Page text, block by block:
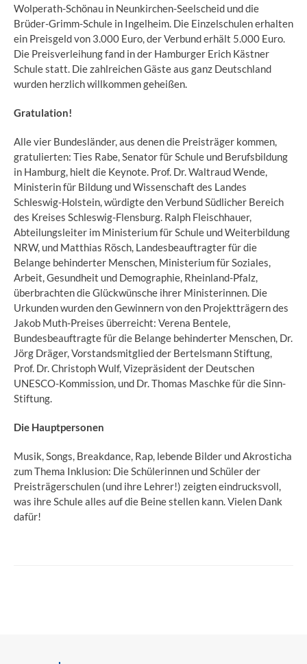
Wolperath-Schönau in Neunkirchen-Seelscheid und die
Brüder-Grimm-Schule in Ingelheim. Die Einzelschulen erhalten
ein Preisgeld von 3.000 Euro, der Verbund erhält 5.000 Euro.
Die Preisverleihung fand in der Hamburger Erich Kästner
Schule statt. Die zahlreichen Gäste aus ganz Deutschland
wurden herzlich willkommen geheißen.
Gratulation!
Alle vier Bundesländer, aus denen die Preisträger kommen,
gratulierten: Ties Rabe, Senator für Schule und Berufsbildung
in Hamburg, hielt die Keynote. Prof. Dr. Waltraud Wende,
Ministerin für Bildung und Wissenschaft des Landes
Schleswig-Holstein, würdigte den Verbund Südlicher Bereich
des Kreises Schleswig-Flensburg. Ralph Fleischhauer,
Abteilungsleiter im Ministerium für Schule und Weiterbildung
NRW, und Matthias Rösch, Landesbeauftragter für die
Belange behinderter Menschen, Ministerium für Soziales,
Arbeit, Gesundheit und Demographie, Rheinland-Pfalz,
überbrachten die Glückwünsche ihrer Ministerinnen. Die
Urkunden wurden den Gewinnern von den Projektträgern des
Jakob Muth-Preises überreicht: Verena Bentele,
Bundesbeauftragte für die Belange behinderter Menschen, Dr.
Jörg Dräger, Vorstandsmitglied der Bertelsmann Stiftung,
Prof. Dr. Christoph Wulf, Vizepräsident der Deutschen
UNESCO-Kommission, und Dr. Thomas Maschke für die Sinn-
Stiftung.
Die Hauptpersonen
Musik, Songs, Breakdance, Rap, lebende Bilder und Akrosticha
zum Thema Inklusion: Die Schülerinnen und Schüler der
Preisträgerschulen (und ihre Lehrer!) zeigten eindrucksvoll,
was ihre Schule alles auf die Beine stellen kann. Vielen Dank
dafür!